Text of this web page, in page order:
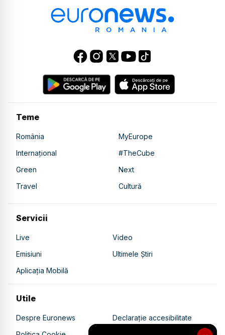
Teme
România
MyEurope
Internațional
#TheCube
Green
Next
Travel
Cultură
Servicii
Live
Video
Emisiuni
Ultimele Știri
Aplicația Mobilă
Utile
Despre Euronews
Declarație accesibilitate